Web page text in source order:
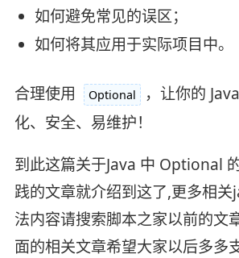
如何避免常见的误区；
如何将其应用于实际项目中。
合理使用 Optional
，让你的
化、安全、易维护！
到此这篇关于Java 中 Optional
践的文章就介绍到这了,更多相
法内容请搜索脚本之家以前的文
面的相关文章希望大家以后多多